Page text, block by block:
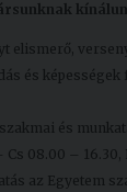
elismerő,
és
és
Cs 08.00 – 16.30,
az Egyetem